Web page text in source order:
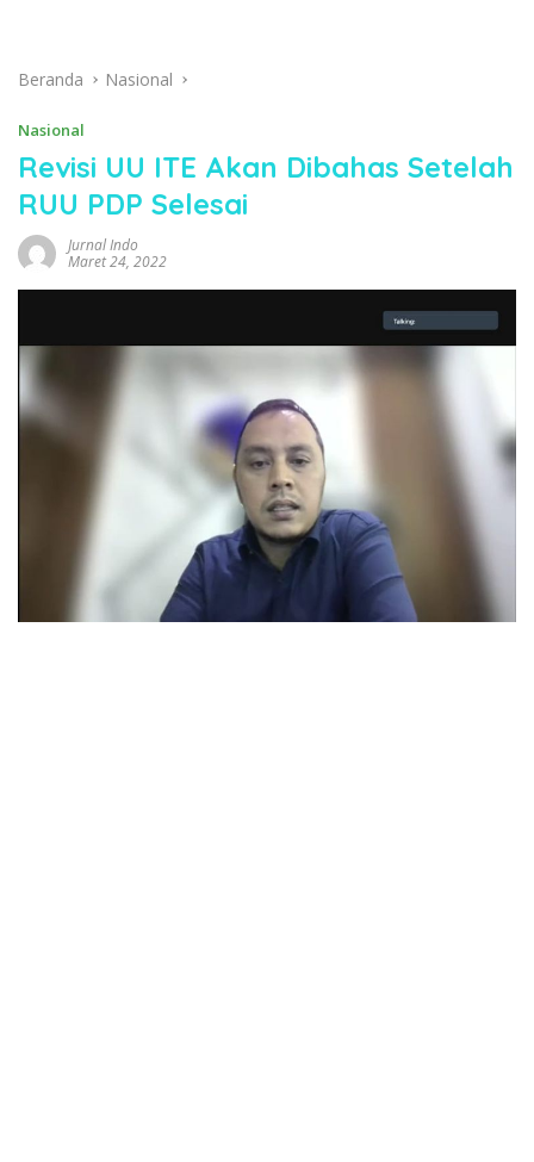
Beranda Nasional
Nasional
Revisi UU ITE Akan Dibahas Setelah
RUU PDP Selesai
Jurnal Indo
Maret 24, 2022